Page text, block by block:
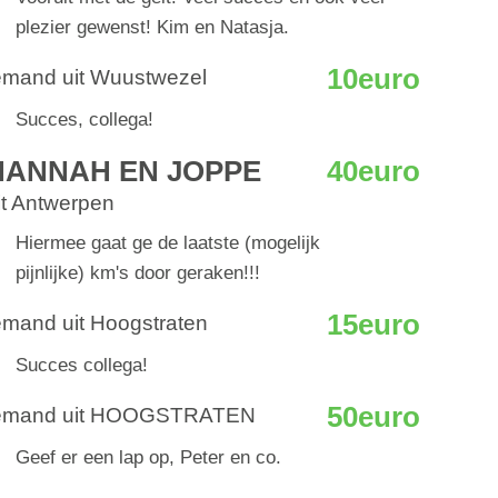
plezier gewenst! Kim en Natasja.
uit Wuustwezel 10euro
Succes, collega!
EN JOPPE
Antwerpen
40euro
Hiermee gaat ge de laatste (mogelijk
pijnlijke) km's door geraken!!!
uit Hoogstraten 15euro
Succes collega!
uit HOOGSTRATEN 50euro
Geef er een lap op, Peter en co.